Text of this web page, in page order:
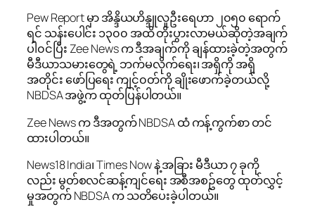
Pew Report မှာ အိန္ဒိယဟိန္ဒူလူဦးရေဟာ ၂၀၅၀ ရောက်
ရင် သန်းပေါင်း ၁၃၀၀ အထိ တိုးပွားလာမယ်ဆိုတဲ့အချက်
ပါ၀င်ပြီး Zee News က ဒီအချက်ကို ချန်ထားခဲ့တဲ့အတွက်
မီဒီယာသမားတွေရဲ့ ဘက်မလိုက်ရေး၊ အရှိကို အရှိ
အတိုင်း ဖော်ပြရေး ကျင့်၀တ်ကို ချိုးဖောက်ခဲ့တယ်လို့
NBDSA အဖွဲ့က ထုတ်ပြန်ပါတယ်။
Zee News က ဒီအတွက် NBDSA ထံ ကန့်ကွက်စာ တင်
ထားပါတယ်။
News18 India၊ Times Now နဲ့ အခြား မီဒီယာ ၇ ခုကို
လည်း မွတ်စလင်ဆန့်ကျင်ရေး အစီအစဥ်တွေ ထုတ်လွှင့်
မှုအတွက် NBDSA က သတိပေးခဲ့ပါတယ်။